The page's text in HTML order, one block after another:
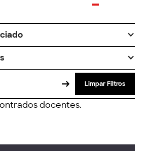
Limpar Filtros
docentes.